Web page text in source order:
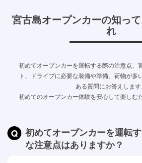
宮古島オープンカーの知っ
れ
初めてオープンカーを運転する際の注意点、
ト、ドライブに必要な装備や準備、荷物が多
ある質問にお答えします
初めてのオープンカー体験を安心して楽しむ
初めてオープンカーを運転
な注意点はありますか？